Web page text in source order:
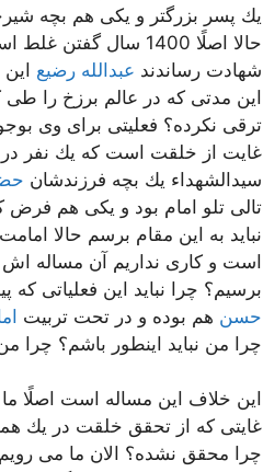
یك پسر بزرگتر و یكی هم بچه
حالا اصلًا 1400
شهادت رساندند عبدالله رضیع
این مدتی كه در عالم برزخ را
ترقی نكرده؟ فعلیتی برای وی
غایت از خلقت است كه یك نفر در
سیدالشهداء یك بچه فرزندشان
تالی تلو امام بود و یكی هم
نباید به این مقام برسم حالا
است و كاری نداریم آن مساله اش
برسیم؟ چرا نباید این
حسن هم بوده و در تحت تربیت
چرا من نباید اینطور باشم؟ چرا من
این خلاف این مساله است اصلًا
غایتی كه از تحقق خلقت در یك
چرا محقق نشده؟ الان ما می